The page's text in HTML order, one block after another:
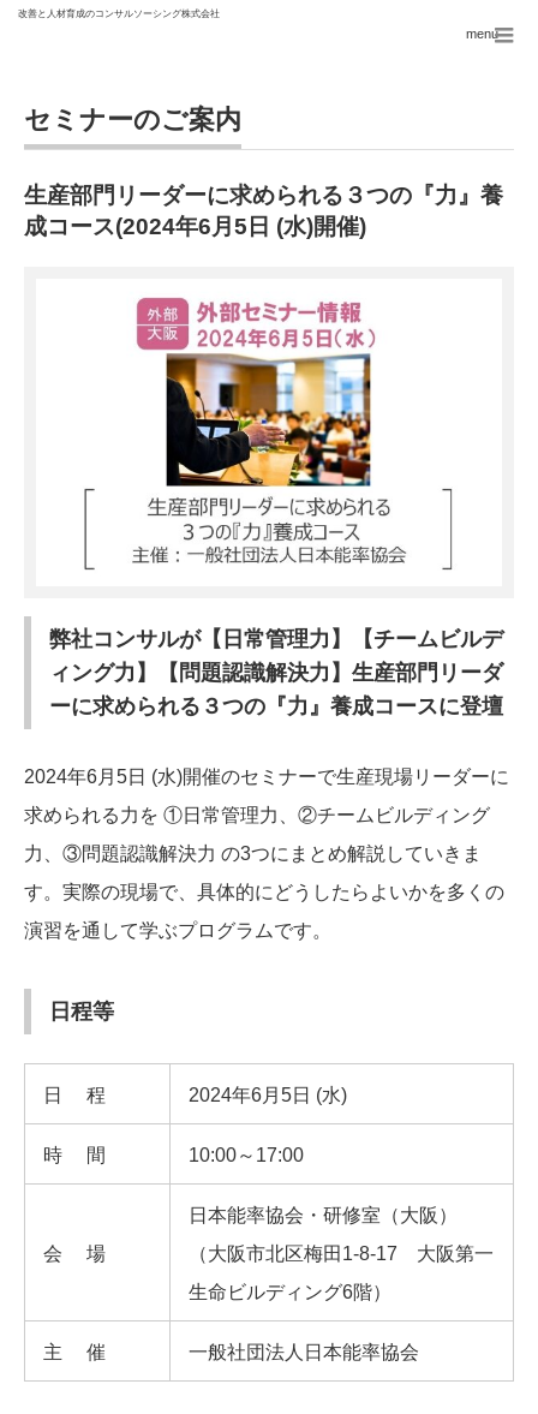
menu
セミナーのご案内
生産部門リーダーに求められる３つの『力』養
成コース(2024年6月5日 (水)開催)
弊社コンサルが【日常管理力】【チームビルデ
ィング力】【問題認識解決力】生産部門リーダ
ーに求められる３つの『力』養成コースに登壇
2024年6月5日 (水)開催のセミナーで生産現場リーダーに
求められる力を ①日常管理力、②チームビルディング
力、③問題認識解決力 の3つにまとめ解説していきま
す。実際の現場で、具体的にどうしたらよいかを多くの
演習を通して学ぶプログラムです。
日程等
日程 2024年6月5日 (水)
時間 10:00～17:00
会場
日本能率協会・研修室（大阪）
（大阪市北区梅田1-8-17 大阪第一
生命ビルディング6階）
主催 一般社団法人日本能率協会